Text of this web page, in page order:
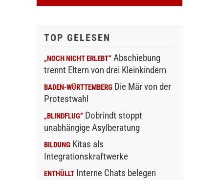
TOP GELESEN
„NOCH NICHT ERLEBT“ Abschiebung
trennt Eltern von drei Kleinkindern
BADEN-WÜRTTEMBERG Die Mär von der
Protestwahl
„BLINDFLUG“ Dobrindt stoppt
unabhängige Asylberatung
BILDUNG Kitas als
Integrationskraftwerke
ENTHÜLLT Interne Chats belegen